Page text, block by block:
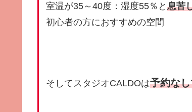
室温が35～40度：湿度55％と息苦
初心者の方におすすめの空間
そしてスタジオCALDOは予約な